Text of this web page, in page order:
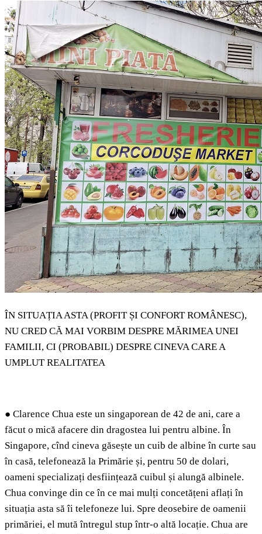
ÎN SITUAȚIA ASTA (PROFIT ȘI CONFORT ROMÂNESC),
NU CRED CĂ MAI VORBIM DESPRE MĂRIMEA UNEI
FAMILII, CI (PROBABIL) DESPRE CINEVA CARE A
UMPLUT REALITATEA
● Clarence Chua este un singaporean de 42 de ani, care a
făcut o mică afacere din dragostea lui pentru albine. În
Singapore, cînd cineva găsește un cuib de albine în curte sau
în casă, telefonează la Primărie și, pentru 50 de dolari,
oameni specializați desființează cuibul și alungă albinele.
Chua convinge din ce în ce mai mulți concetățeni aflați în
situația asta să îi telefoneze lui. Spre deosebire de oamenii
primăriei, el mută întregul stup într-o altă locație. Chua are